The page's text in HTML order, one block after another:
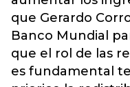
que Gerardo
Banco Mundial
que el rol de las
es fundamental